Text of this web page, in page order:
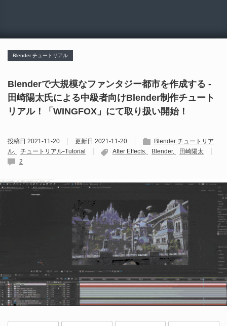
Blender チュートリアル
Blenderで大規模なファンタジー都市を作成する -
田崎陽太氏による中級者向けBlender制作チュート
リアル！「WINGFOX」にて取り扱い開始！
投稿日 2021-11-20 更新日 2021-11-20
Blender チュートリア
ル
チュートリアル-Tutorial After Effects Blender
田崎陽太
2